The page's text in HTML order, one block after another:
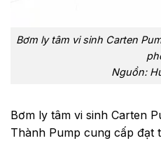
Bơm ly tâm vi sinh Carten
Nguồn:
Bơm ly tâm vi sinh Carten
Thành Pump cung cấp đạt